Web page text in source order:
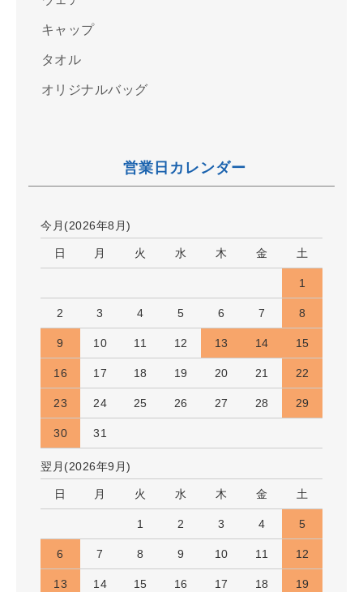
キャップ
タオル
オリジナルバッグ
営業日カレンダー
今月(2026年8月)
日 月 火 水 木 金 土
1
2 3 4 5 6 7 8
9 10 11 12 13 14 15
16 17 18 19 20 21 22
23 24 25 26 27 28 29
30 31
翌月(2026年9月)
日 月 火 水 木 金 土
1 2 3 4 5
6 7 8 9 10 11 12
13 14 15 16 17 18 19